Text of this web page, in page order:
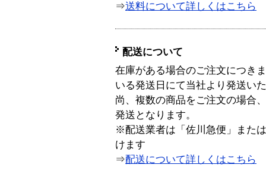
⇒送料について詳しくはこちら
配送について
在庫がある場合のご注文につき
いる発送日にて当社より発送い
尚、複数の商品をご注文の場合
発送となります。
※配送業者は「佐川急便」また
けます
⇒配送について詳しくはこちら